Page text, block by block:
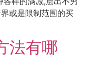
或是限制范围的买
法有哪